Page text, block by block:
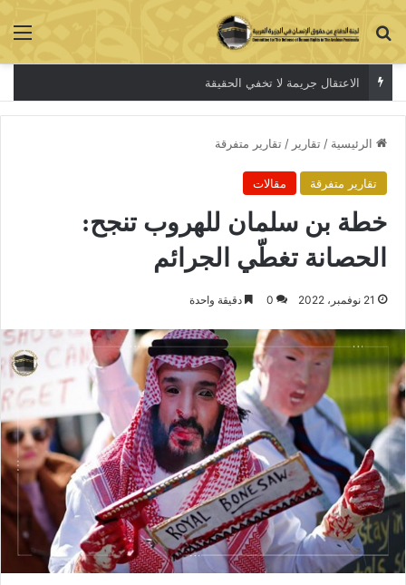
بحث عن
الاعتقال جريمة لا تخفي الحقيقة
الرئيسية / تقارير / تقارير متفرقة
تقارير متفرقة مقالات
خطة بن سلمان للهروب تنجح:
الحصانة تغطّي الجرائم
21 نوفمبر، 2022 0 دقيقة واحدة